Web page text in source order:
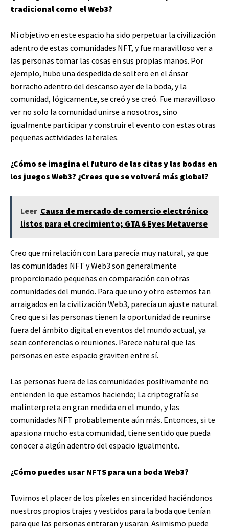
tradicional como el Web3?
Mi objetivo en este espacio ha sido perpetuar la civilización
adentro de estas comunidades NFT, y fue maravilloso ver a
las personas tomar las cosas en sus propias manos. Por
ejemplo, hubo una despedida de soltero en el ánsar
borracho adentro del descanso ayer de la boda, y la
comunidad, lógicamente, se creó y se creó. Fue maravilloso
ver no solo la comunidad unirse a nosotros, sino
igualmente participar y construir el evento con estas otras
pequeñas actividades laterales.
¿Cómo se imagina el futuro de las citas y las bodas en
los juegos Web3? ¿Crees que se volverá más global?
Leer Causa de mercado de comercio electrónico
listos para el crecimiento; GTA 6 Eyes Metaverse
Creo que mi relación con Lara parecía muy natural, ya que
las comunidades NFT y Web3 son generalmente
proporcionado pequeñas en comparación con otras
comunidades del mundo. Para que uno y otro estemos tan
arraigados en la civilización Web3, parecía un ajuste natural.
Creo que si las personas tienen la oportunidad de reunirse
fuera del ámbito digital en eventos del mundo actual, ya
sean conferencias o reuniones. Parece natural que las
personas en este espacio graviten entre sí.
Las personas fuera de las comunidades positivamente no
entienden lo que estamos haciendo; La criptografía se
malinterpreta en gran medida en el mundo, y las
comunidades NFT probablemente aún más. Entonces, si te
apasiona mucho esta comunidad, tiene sentido que pueda
conocer a algún adentro del espacio igualmente.
¿Cómo puedes usar NFTS para una boda Web3?
Tuvimos el placer de los píxeles en sinceridad haciéndonos
nuestros propios trajes y vestidos para la boda que tenían
para que las personas entraran y usaran. Asimismo puede